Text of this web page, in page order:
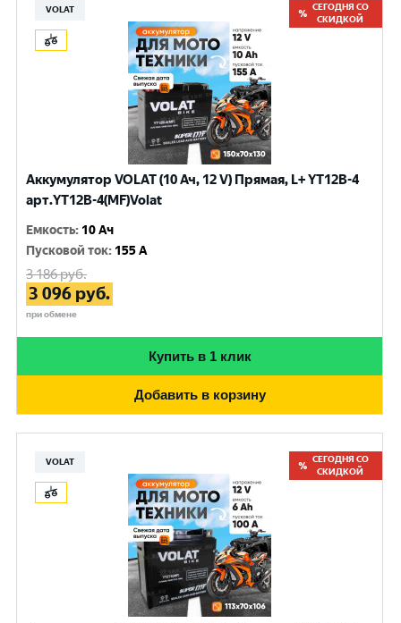
VOLAT
СЕГОДНЯ СО
СКИДКОЙ
Аккумулятор VOLAT (10 Ач, 12 V) Прямая, L+ YT12B-4
арт.YT12B-4(MF)Volat
Емкость: 10 Ач
Пусковой ток: 155 A
3 186руб.
3 096 руб.
при обмене
Купить в 1 клик
Добавить в корзину
VOLAT
СЕГОДНЯ СО
СКИДКОЙ